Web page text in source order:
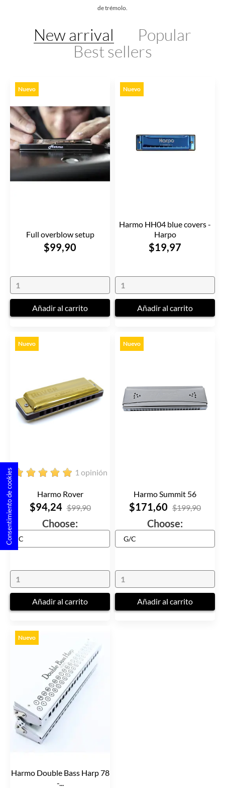
de trémolo.
New arrival
Popular
Best sellers
Nuevo
Full overblow setup
$99,90
Añadir al carrito
Nuevo
Harmo HH04 blue covers -
Harpo
$19,97
Añadir al carrito
Nuevo
1 opinión
Harmo Rover
$94,24 $99,90
Choose:
Añadir al carrito
Nuevo
Harmo Summit 56
$171,60 $199,90
Choose:
Añadir al carrito
Nuevo
Harmo Double Bass Harp 78
-...
Consentimiento de cookies